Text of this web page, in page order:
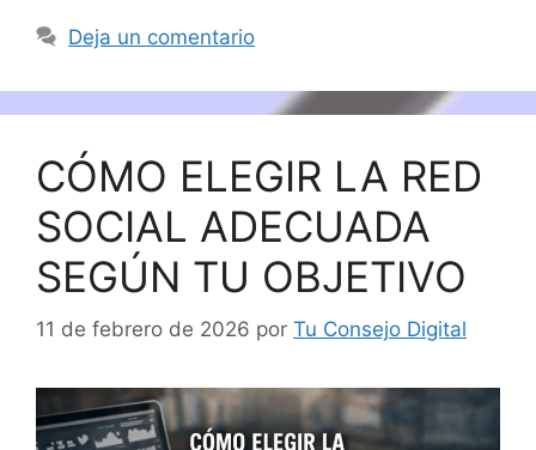
Deja un comentario
CÓMO ELEGIR LA RED
SOCIAL ADECUADA
SEGÚN TU OBJETIVO
11 de febrero de 2026 por Tu Consejo Digital